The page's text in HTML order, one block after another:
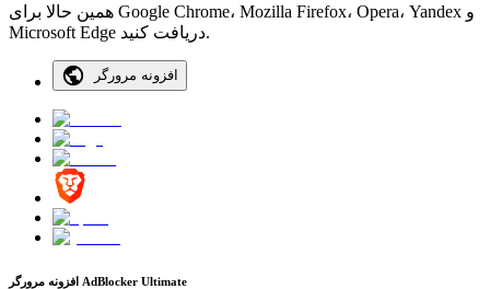
همین حالا برای Google Chrome، Mozilla Firefox، Opera، Yandex و
Microsoft Edge دریافت کنید.
افزونه مرورگر
افزونه مرورگر AdBlocker Ultimate